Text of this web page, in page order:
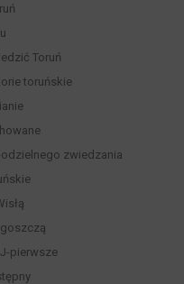
Toruń
toruńskie
zwiedzania
pierwsze